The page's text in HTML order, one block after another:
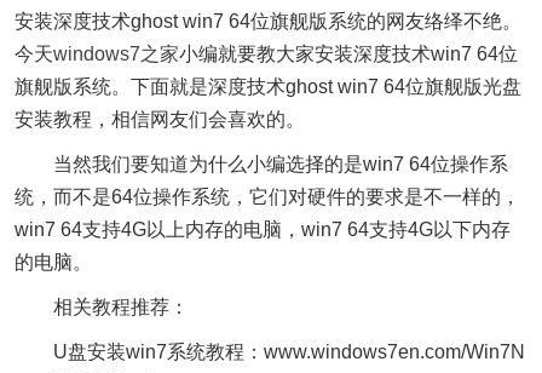
安装深度技术ghost win7 64位旗舰版系统的网友络绎不绝。
今天windows7之家小编就要教大家安装深度技术win7 64位
旗舰版系统。下面就是深度技术ghost win7 64位旗舰版光盘
安装教程，相信网友们会喜欢的。
当然我们要知道为什么小编选择的是win7 64位操作系
统，而不是64位操作系统，它们对硬件的要求是不一样的，
win7 64支持4G以上内存的电脑，win7 64支持4G以下内存
的电脑。
相关教程推荐：
U盘安装win7系统教程：www.windows7en.com/Win7N